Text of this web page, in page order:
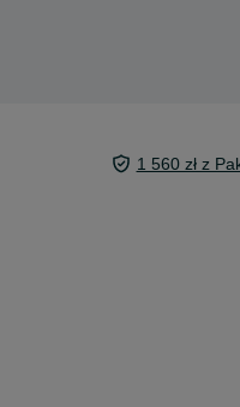
1 560 zł z